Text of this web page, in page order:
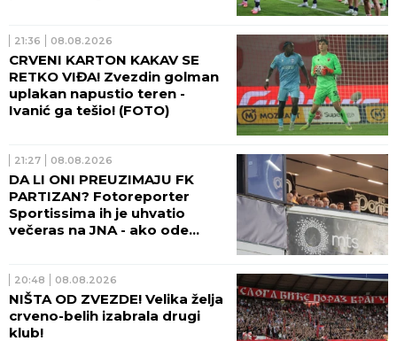
21:36 08.08.2026
CRVENI KARTON KAKAV SE
RETKO VIĐA! Zvezdin golman
uplakan napustio teren -
Ivanić ga tešio! (FOTO)
21:27 08.08.2026
DA LI ONI PREUZIMAJU FK
PARTIZAN? Fotoreporter
Sportissima ih je uhvatio
večeras na JNA - ako ode
(FOTO)
20:48 08.08.2026
NIŠTA OD ZVEZDE! Velika želja
crveno-belih izabrala drugi
klub!